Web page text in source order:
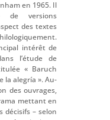
en 1965. Il
de versions
des textes
intérêt de
l’étude de
« Baruch
la alegría ». Au-
des ouvrages,
mettant en
décisifs – selon